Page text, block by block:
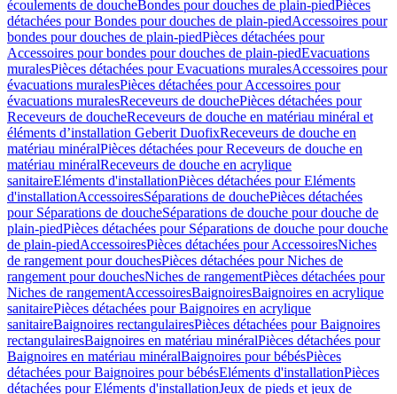
écoulements de doucheBondes pour douches de plain-piedPièces
détachées pour Bondes pour douches de plain-piedAccessoires pour
bondes pour douches de plain-piedPièces détachées pour
Accessoires pour bondes pour douches de plain-piedEvacuations
muralesPièces détachées pour Evacuations muralesAccessoires pour
évacuations muralesPièces détachées pour Accessoires pour
évacuations muralesReceveurs de douchePièces détachées pour
Receveurs de doucheReceveurs de douche en matériau minéral et
éléments d’installation Geberit DuofixReceveurs de douche en
matériau minéralPièces détachées pour Receveurs de douche en
matériau minéralReceveurs de douche en acrylique
sanitaireEléments d'installationPièces détachées pour Eléments
d'installationAccessoiresSéparations de douchePièces détachées
pour Séparations de doucheSéparations de douche pour douche de
plain-piedPièces détachées pour Séparations de douche pour douche
de plain-piedAccessoiresPièces détachées pour AccessoiresNiches
de rangement pour douchesPièces détachées pour Niches de
rangement pour douchesNiches de rangementPièces détachées pour
Niches de rangementAccessoiresBaignoiresBaignoires en acrylique
sanitairePièces détachées pour Baignoires en acrylique
sanitaireBaignoires rectangulairesPièces détachées pour Baignoires
rectangulairesBaignoires en matériau minéralPièces détachées pour
Baignoires en matériau minéralBaignoires pour bébésPièces
détachées pour Baignoires pour bébésEléments d'installationPièces
détachées pour Eléments d'installationJeux de pieds et jeux de